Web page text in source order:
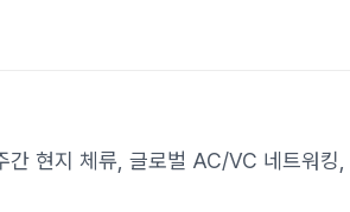
현지 체류, 글로벌 AC/VC 네트워킹,